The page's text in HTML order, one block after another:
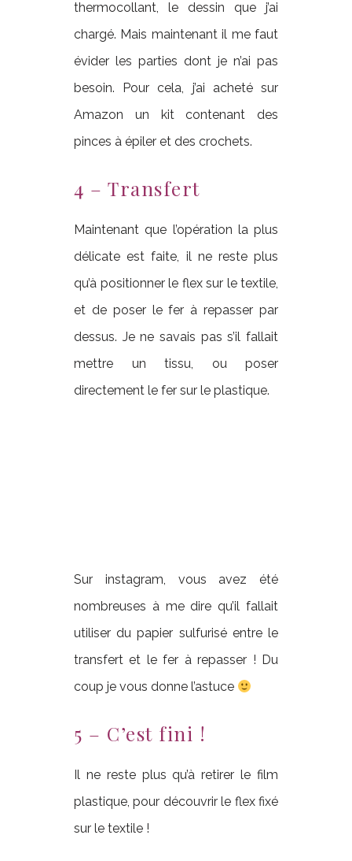
thermocollant, le dessin que j’ai
chargé. Mais maintenant il me faut
évider les parties dont je n’ai pas
besoin. Pour cela, j’ai acheté sur
Amazon un kit contenant des
pinces à épiler et des crochets.
4 – Transfert
Maintenant que l’opération la plus
délicate est faite, il ne reste plus
qu’à positionner le flex sur le textile,
et de poser le fer à repasser par
dessus. Je ne savais pas s’il fallait
mettre un tissu, ou poser
directement le fer sur le plastique.
Sur instagram, vous avez été
nombreuses à me dire qu’il fallait
utiliser du papier sulfurisé entre le
transfert et le fer à repasser ! Du
coup je vous donne l’astuce
5 – C’est fini !
Il ne reste plus qu’à retirer le film
plastique, pour découvrir le flex fixé
sur le textile !